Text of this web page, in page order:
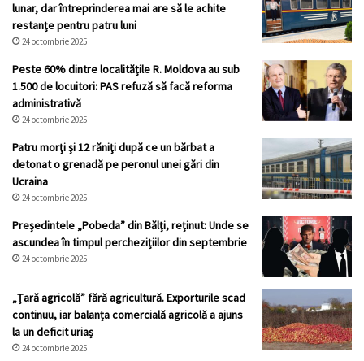
lunar, dar întreprinderea mai are să le achite
restanțe pentru patru luni
24 octombrie 2025
Peste 60% dintre localitățile R. Moldova au sub
1.500 de locuitori: PAS refuză să facă reforma
administrativă
24 octombrie 2025
Patru morţi şi 12 răniţi după ce un bărbat a
detonat o grenadă pe peronul unei gări din
Ucraina
24 octombrie 2025
Președintele „Pobeda” din Bălți, reținut: Unde se
ascundea în timpul perchezițiilor din septembrie
24 octombrie 2025
„Țară agricolă” fără agricultură. Exporturile scad
continuu, iar balanța comercială agricolă a ajuns
la un deficit uriaș
24 octombrie 2025